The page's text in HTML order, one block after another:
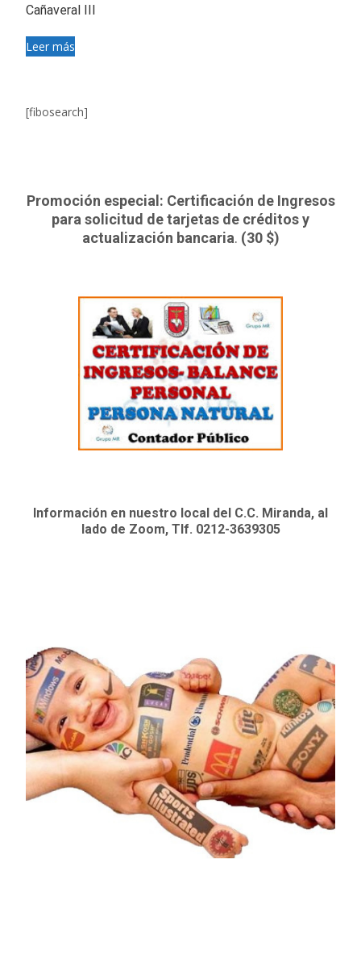
Cañaveral III
Leer más
[fibosearch]
Promoción especial: Certificación de Ingresos
para solicitud de tarjetas de créditos y
actualización bancaria. (30 $)
Información en nuestro local del C.C. Miranda, al
lado de Zoom, Tlf. 0212-3639305